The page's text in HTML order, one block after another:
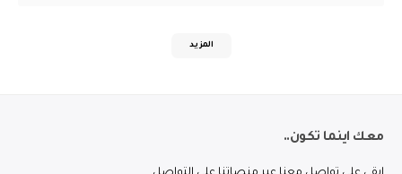
المزيد
معك اينما تكون..